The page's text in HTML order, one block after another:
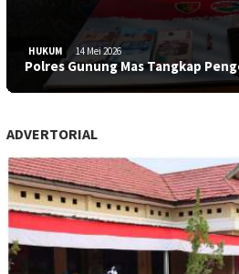
HUKUM 14 Mei 2026
Polres Gunung Mas Tangkap
ADVERTORIAL